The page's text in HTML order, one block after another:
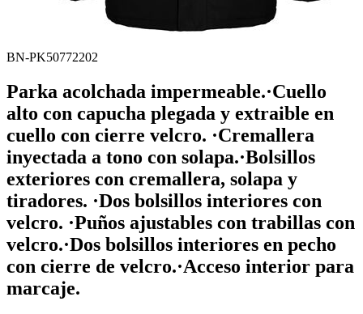
BN-PK50772202
Parka acolchada impermeable.·Cuello
alto con capucha plegada y extraible en
cuello con cierre velcro. ·Cremallera
inyectada a tono con solapa.·Bolsillos
exteriores con cremallera, solapa y
tiradores. ·Dos bolsillos interiores con
velcro. ·Puños ajustables con trabillas con
velcro.·Dos bolsillos interiores en pecho
con cierre de velcro.·Acceso interior para
marcaje.